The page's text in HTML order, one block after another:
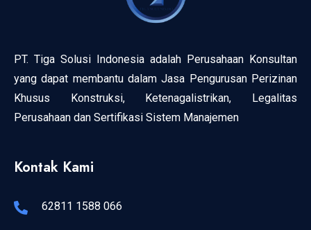
PT. Tiga Solusi Indonesia adalah Perusahaan Konsultan
yang dapat membantu dalam Jasa Pengurusan Perizinan
Khusus Konstruksi, Ketenagalistrikan, Legalitas
Perusahaan dan Sertifikasi Sistem Manajemen
Kontak Kami
62811 1588 066